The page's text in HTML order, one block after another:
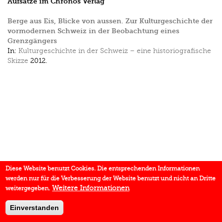
Berge aus Eis, Blicke von aussen. Zur Kulturgeschichte der
vormodernen Schweiz in der Beobachtung eines
Grenzgängers
In: Kulturgeschichte in der Schweiz – eine historiografische
Skizze 2012.
Diese Website benutzt Cookies. Die entsprechenden Informationen
werden nur für die Verbesserung der Website benutzt und nicht an Dritte
weitergegeben. Weitere Informationen
Einverstanden